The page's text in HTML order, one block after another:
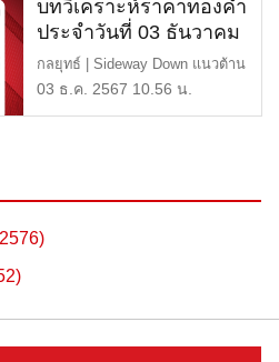
บทวิเคราะห์ราคาทองคำ
ประจำวันที่ 03 ธันวาคม
2567
กลยุทธ์ | Sideway Down แนวต้าน
| $2,660 หรือ 43,300 […]
03 ธ.ค. 2567 10.56 น.